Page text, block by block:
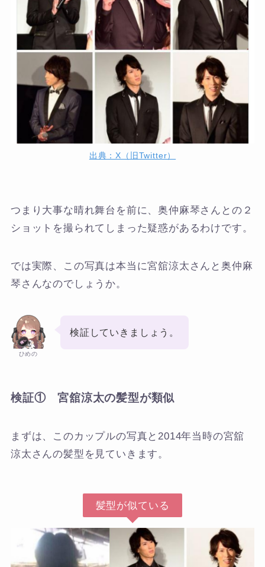
出典：X（旧Twitter）
つまり大事な晴れ舞台を前に、奥仲麻琴さんとの２
ショットを撮られてしまった疑惑があるわけです。
では実際、この写真は本当に宮舘涼太さんと奥仲麻
琴さんなのでしょうか。
ひめの
検証していきましょう。
検証① 宮舘涼太の髪型が類似
まずは、このカップルの写真と2014年当時の宮舘
涼太さんの髪型を見ていきます。
髪型が似ている